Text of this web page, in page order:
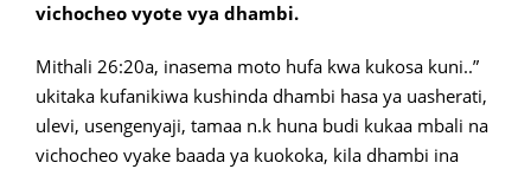
vichocheo vyote vya dhambi.
Mithali 26:20a, inasema moto hufa kwa kukosa kuni..”
ukitaka kufanikiwa kushinda dhambi hasa ya uasherati,
ulevi, usengenyaji, tamaa n.k huna budi kukaa mbali na
vichocheo vyake baada ya kuokoka, kila dhambi ina